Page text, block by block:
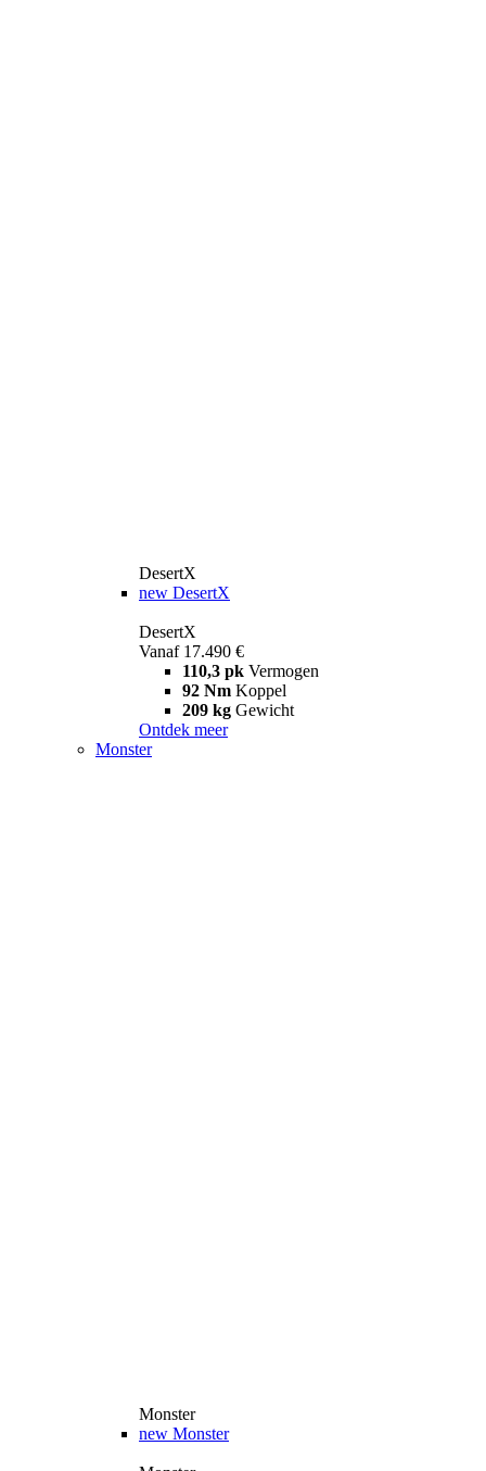
DesertX
new DesertX
DesertX
Vanaf 17.490 €
110,3 pk Vermogen
92 Nm Koppel
209 kg Gewicht
Ontdek meer
Monster
Monster
new Monster